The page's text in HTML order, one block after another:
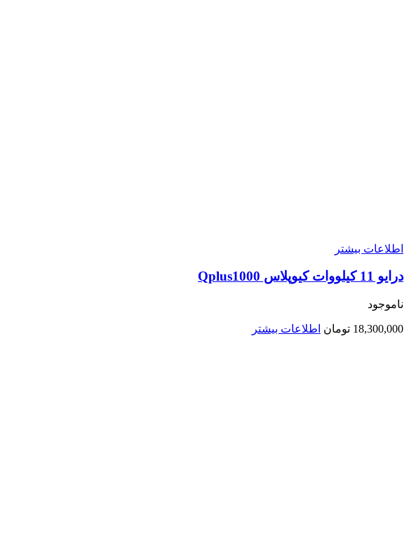
اطلاعات بیشتر
درایو 11 کیلووات کیوپلاس Qplus1000
ناموجود
18,300,000 تومان اطلاعات بیشتر